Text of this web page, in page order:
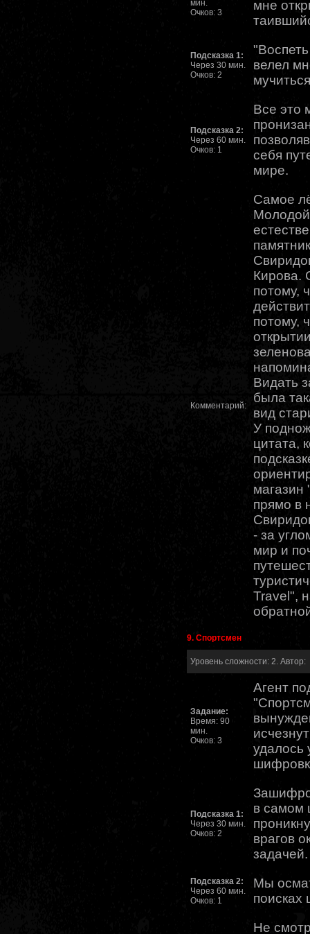
мин.
Очков: 3
мне
Подсказка 1:
Через 30 мин.
Очков: 2
велел
Подсказка 2:
Через 60 мин.
Очков: 1
Все это
себя
мире.
Комментарий:
Самое
Молодой
Кирова.
потому,
потому,
Видать
была
вид
У
цитата,
магазин
прямо в
- за
мир и
Travel",
9. Спортсмен
Уровень сложности: 2. Автор:
Задание:
Время: 90
мин.
Очков: 3
Агент
удалось
Подсказка 1:
Через 30 мин.
Очков: 2
в самом
врагов
задачей.
Подсказка 2:
Через 60 мин.
Очков: 1
Мы
Не